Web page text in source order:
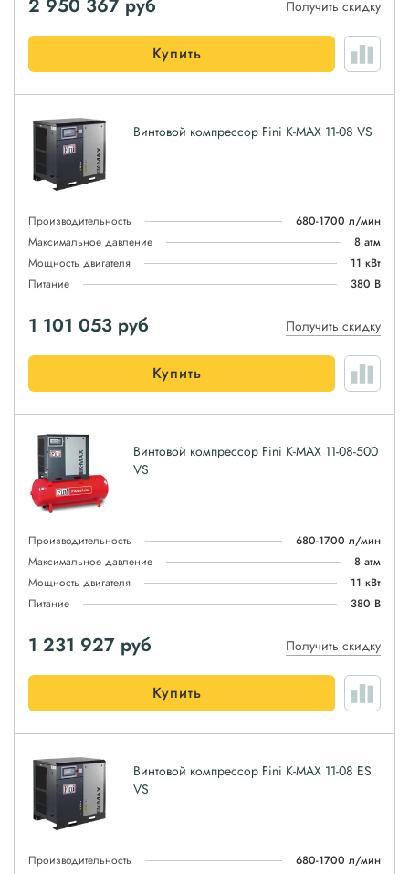
2 950 367 руб Получить скидку
Купить
Винтовой компрессор Fini K-MAX 11-08 VS
Производительность
680-1700 л/мин
Максимальное давление
8 атм
Мощность двигателя
11 кВт
Питание
380 В
1 101 053 руб Получить скидку
Купить
Винтовой компрессор Fini K-MAX 11-08-500
VS
Производительность
680-1700 л/мин
Максимальное давление
8 атм
Мощность двигателя
11 кВт
Питание
380 В
1 231 927 руб Получить скидку
Купить
Винтовой компрессор Fini K-MAX 11-08 ES
VS
Производительность
680-1700 л/мин